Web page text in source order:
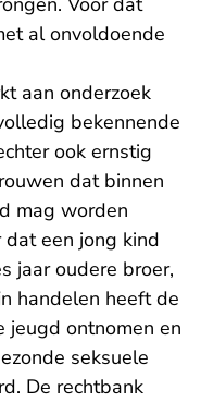
al onvoldoende
aan onderzoek
bekennende
ook ernstig
dat binnen
mag worden
een jong kind
jaar oudere broer,
handelen heeft de
jeugd ontnomen en
seksuele
De rechtbank